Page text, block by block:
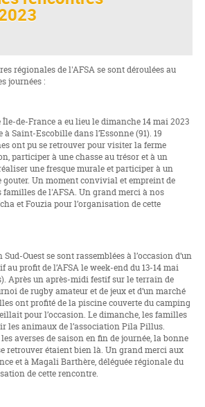
régionales de l'AFSA se sont déroulées au
journées :
de-France a eu lieu le dimanche 14 mai 2023
Saint-Escobille dans l’Essonne (91). 19
ont pu se retrouver pour visiter la ferme
participer à une chasse au trésor et à un
une fresque murale et participer à un
Un moment convivial et empreint de
de l'AFSA. Un grand merci à nos
et Fouzia pour l’organisation de cette
Ouest se sont rassemblées à l’occasion d’un
profit de l’AFSA le week-end du 13-14 mai
Après un après-midi festif sur le terrain de
de rugby amateur et de jeux et d’un marché
ont profité de la piscine couverte du camping
pour l’occasion. Le dimanche, les familles
les animaux de l’association Pila Pillus.
averses de saison en fin de journée, la bonne
retrouver étaient bien là. Un grand merci aux
et à Magali Barthère, déléguée régionale du
de cette rencontre.